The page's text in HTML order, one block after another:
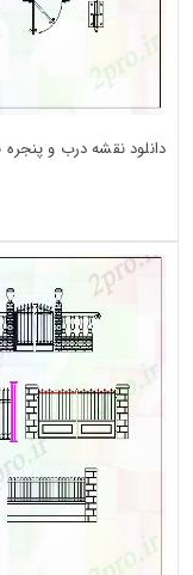
دانلود نقشه درب و پنجره